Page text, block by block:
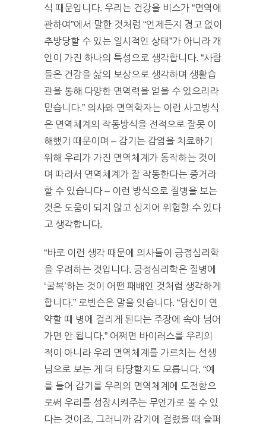
식 때문입니다. 우리는 건강을 비스가 “면역에
관하여”에서 말한 것처럼 “언제든지 경고 없이
추방당할 수 있는 일시적인 상태”가 아니라 개
인이 가진 하나의 특성으로 생각합니다. “사람
들은 건강을 삶의 보상으로 생각하며 생활습
관을 통해 다양한 면역력을 얻을 수 있으리라
믿습니다.” 의사와 면역학자는 이런 사고방식
은 면역체계의 작동방식을 전적으로 잘못 이
해했기 때문이며 – 감기는 감염을 치료하기
위해 우리가 가진 면역체계가 동작하는 것이
며 따라서 면역체계가 잘 작동한다는 증거라
할 수 있습니다 – 이런 방식으로 질병을 보는
것은 도움이 되지 않고 심지어 위험할 수 있다
고 생각합니다.
“바로 이런 생각 때문에 의사들이 긍정심리학
을 우려하는 것입니다. 긍정심리학은 질병에
‘굴복’하는 것이 어떤 패배인 것처럼 생각하게
합니다.” 로빈슨은 말을 잇습니다. “당신이 연
약할 때 병에 걸리게 된다는 주장에 속아 넘어
가면 안 됩니다.” 어쩌면 바이러스를 우리의
적이 아니라 우리 면역체계를 가르치는 선생
님으로 보는 게 더 타당할지도 모릅니다. “예
를 들어 감기를 우리의 면역체계에 도전함으
로써 우리를 성장시켜주는 무언가로 볼 수 있
다는 것이죠. 그러니까 감기에 걸렸을 때 슬퍼